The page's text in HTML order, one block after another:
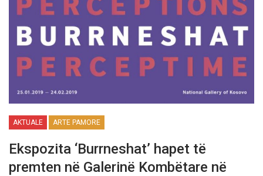
AKTUALE ARTE PAMORE
Ekspozita ‘Burrneshat’ hapet të
premten në Galerinë Kombëtare në